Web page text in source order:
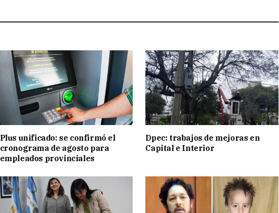
Plus unificado: se confirmó el
cronograma de agosto para
empleados provinciales
Dpec: trabajos de mejoras en
Capital e Interior